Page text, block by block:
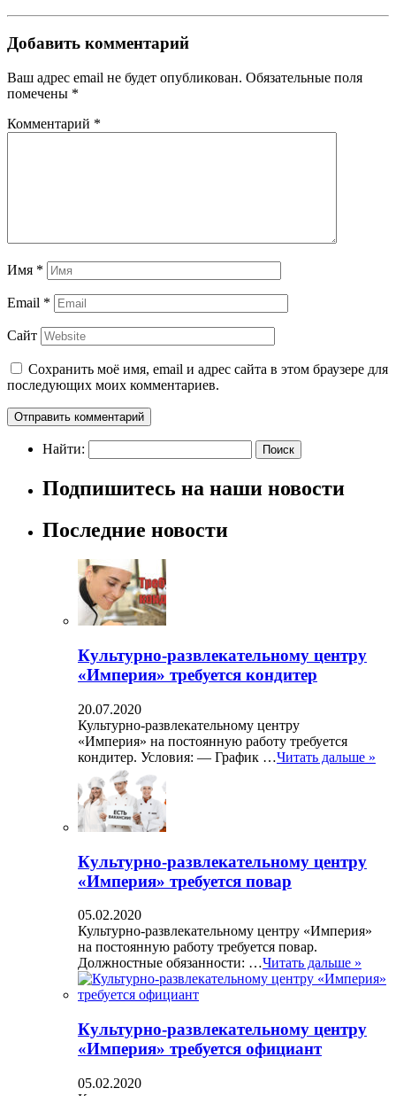
Добавить комментарий
Ваш адрес email не будет опубликован. Обязательные поля
помечены *
Комментарий *
Имя *
Email *
Сайт
Сохранить моё имя, email и адрес сайта в этом браузере для
последующих моих комментариев.
Найти:
Подпишитесь на наши новости
Последние новости
Культурно-развлекательному центру
«Империя» требуется кондитер
20.07.2020
Культурно-развлекательному центру
«Империя» на постоянную работу требуется
кондитер. Условия: — График …Читать дальше »
Культурно-развлекательному центру
«Империя» требуется повар
05.02.2020
Культурно-развлекательному центру «Империя»
на постоянную работу требуется повар.
Должностные обязанности: …Читать дальше »
Культурно-развлекательному центру
«Империя» требуется официант
05.02.2020